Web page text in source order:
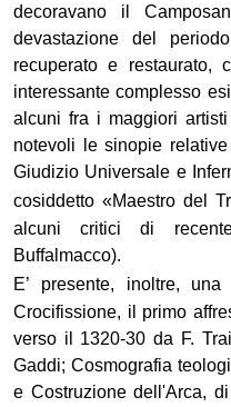
decoravano il
devastazione del
recuperato e
interessante complesso
alcuni fra i maggiori
notevoli le sinopie
Giudizio Universale e
cosiddetto «Maestro del
alcuni critici di
Buffalmac­co).
E’ presente, inoltre, una
Crocifissione, il primo
verso il 1320-30 da F.
Gaddi; Cosmografia
e Costru­zione dell'Arca,